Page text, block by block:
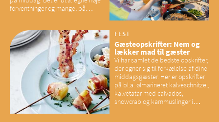
forventninger og mangel på
have konsekvenser for vores
sociale fællesskaber
FEST
Gæsteopskrifter: Nem og
lækker mad til gæster
Vi har samlet de bedste opskrifter,
der egner sig til forkælelse af dine
middagsgæster. Her er opskrifter
på bl.a. ølmarineret kalveschnitzel,
kalvetatar med calvados,
snowcrab og kammuslinger i